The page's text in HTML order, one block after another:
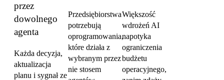
przez
dowolnego
agenta
Każda decyzja,
aktualizacja
planu i sygnał ze
Przedsiębiorstwa
potrzebują
oprogramowania,
które działa z
wybranym przez
nie stosem
Większość
wdrożeń AI
napotyka
ograniczenia
budżetu
operacyjnego,